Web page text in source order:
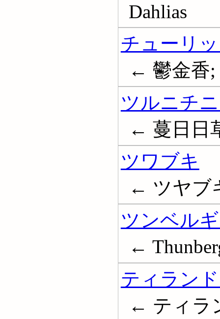
Dahlias
チューリ
← 鬱金香;
ツルニチ
← 蔓日日
ツワブキ
← ツヤブ
ツンベル
←
ティラン
← ティラ